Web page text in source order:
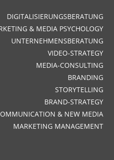
DIGITALISIERUNGSBERATUNG
& MEDIA PSYCHOLOGY
UNTERNEHMENSBERATUNG
VIDEO-STRATEGY
MEDIA-CONSULTING
BRANDING
STORYTELLING
BRAND-STRATEGY
& NEW MEDIA
MARKETING MANAGEMENT